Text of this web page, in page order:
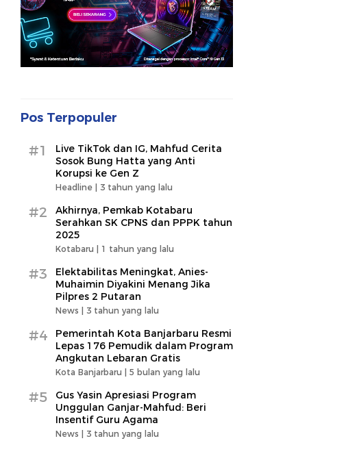
Pos Terpopuler
#1
Live TikTok dan IG, Mahfud Cerita
Sosok Bung Hatta yang Anti
Korupsi ke Gen Z
Headline | 3 tahun yang lalu
#2
Akhirnya, Pemkab Kotabaru
Serahkan SK CPNS dan PPPK tahun
2025
Kotabaru | 1 tahun yang lalu
#3
Elektabilitas Meningkat, Anies-
Muhaimin Diyakini Menang Jika
Pilpres 2 Putaran
News | 3 tahun yang lalu
#4
Pemerintah Kota Banjarbaru Resmi
Lepas 176 Pemudik dalam Program
Angkutan Lebaran Gratis
Kota Banjarbaru | 5 bulan yang lalu
#5
Gus Yasin Apresiasi Program
Unggulan Ganjar-Mahfud: Beri
Insentif Guru Agama
News | 3 tahun yang lalu